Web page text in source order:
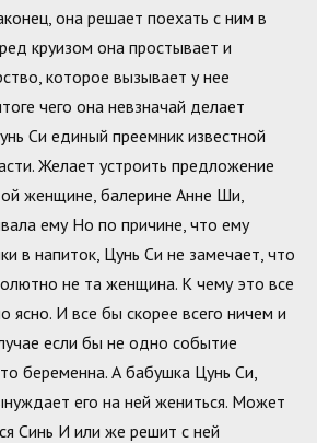
она решает поехать с ним в
круизом она простывает и
которое вызывает у нее
чего она невзначай делает
Си единый преемник известной
Желает устроить предложение
женщине, балерине Анне Ши,
ему Но по причине, что ему
в напиток, Цунь Си не замечает, что
не та женщина. К чему это все
ясно. И все бы скорее всего ничем и
если бы не одно событие
беременна. А бабушка Цунь Си,
его на ней жениться. Может
Синь И или же решит с ней